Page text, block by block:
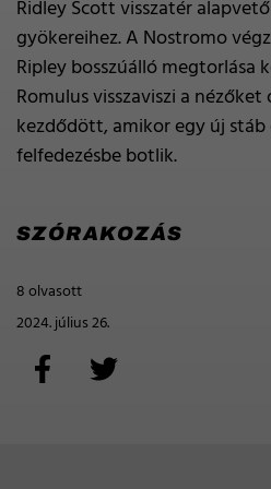
Ridley Scott visszatér
gyökereihez. A Nostromo
Ripley bosszúálló megtorlása
Romulus visszaviszi a
kezdődött, amikor egy új
felfedezésbe botlik.
SZÓRAKOZÁS
8 olvasott
2024. július 26.